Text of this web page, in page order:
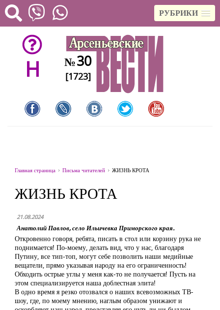
РУБРИКИ
H №30
[1723]
Главная страница Письма читателей ЖИЗНЬ КРОТА
ЖИЗНЬ КРОТА
21.08.2024
Анатолий Павлов, село Ильичевка Приморского края.
Откровенно говоря, ребята, писать в стол или корзину рука не
поднимается! По-моему, делать вид, что у нас, благодаря
Путину, все тип-топ, могут себе позволить наши медийные
вещатели, прямо указывая народу на его ограниченность!
Обходить острые углы у меня как-то не получается! Пусть на
этом специализируется наша доблестная элита!
В одно время я резко отозвался о наших всевозможных ТВ-
шоу, где, по моему мнению, наглым образом унижают и